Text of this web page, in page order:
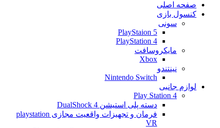
صفحه اصلی
کنسول بازی
سونی
PlayStaion 5
PlayStation 4
مایکروسافت
Xbox
نینتندو
Nintendo Switch
لوازم جانبی
Play Station 4
دسته پلی استیشن 4 DualShock
فرمان و تجهیزات واقعیت مجازی playstation
VR